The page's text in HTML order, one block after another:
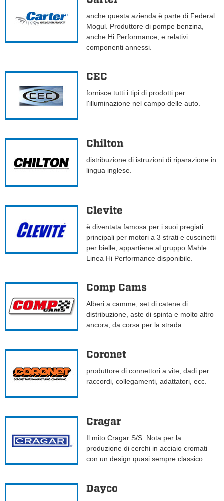
anche questa azienda è parte di Federal
Mogul. Produttore di pompe benzina,
anche Hi Performance, e relativi
componenti annessi.
CEC
fornisce tutti i tipi di prodotti per
l'illuminazione nel campo delle auto.
Chilton
distribuzione di istruzioni di riparazione in
lingua inglese.
Clevite
è diventata famosa per i suoi pregiati
principali per motori a 3 strati e cuscinetti
per bielle, appartiene al gruppo Mahle.
Linea Hi Performance disponibile.
Comp Cams
Alberi a camme, set di catene di
distribuzione, aste di spinta e molto altro
ancora, da corsa per la strada.
Coronet
produttore di connettori a vite, dadi per
raccordi, collegamenti, adattatori, ecc.
Cragar
Il mito Cragar S/S. Nota per la
produzione di cerchi in acciaio cromati
con un design quasi sempre classico.
Dayco